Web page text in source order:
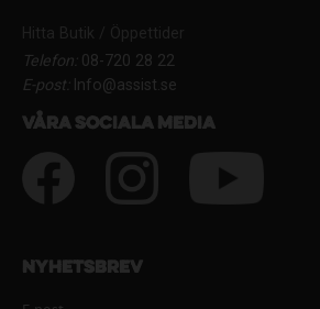
Hitta Butik / Öppettider
Telefon:08-720 28 22
E-post:Info@assist.se
Våra sociala media
Nyhetsbrev